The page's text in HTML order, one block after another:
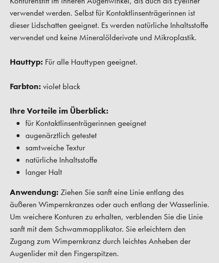
verwendet werden. Selbst für Kontaktlinsenträgerinnen ist
dieser Lidschatten geeignet. Es werden natürliche Inhaltsstoffe
verwendet und keine Mineralölderivate und Mikroplastik.
Hauttyp: Für alle Hauttypen geeignet.
Farbton: violet black
Ihre Vorteile im Überblick:
für Kontaktlinsenträgerinnen geeignet
augenärztlich getestet
samtweiche Textur
natürliche Inhaltsstoffe
langer Halt
Anwendung: Ziehen Sie sanft eine Linie entlang des
äußeren Wimpernkranzes oder auch entlang der Wasserlinie.
Um weichere Konturen zu erhalten, verblenden Sie die Linie
sanft mit dem Schwammapplikator. Sie erleichtern den
Zugang zum Wimpernkranz durch leichtes Anheben der
Augenlider mit den Fingerspitzen.